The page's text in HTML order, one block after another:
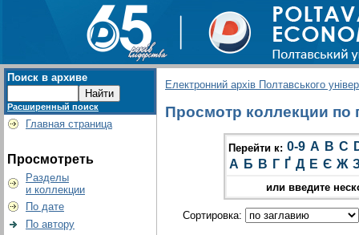
Поиск в архиве
Расширенный поиск
Главная страница
Просмотреть
Разделы
и коллекции
По дате
По автору
Електронний архів Полтавського
Просмотр коллекции по
Перейти к: 0-9 A B C
А Б В Г Ґ Д Е Є Ж
или введите
Сортировка: